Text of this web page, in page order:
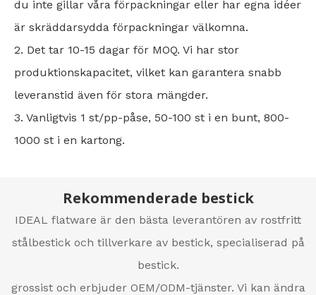
du inte gillar våra förpackningar eller har egna idéer
är skräddarsydda förpackningar välkomna.
2. Det tar 10-15 dagar för MOQ. Vi har stor
produktionskapacitet, vilket kan garantera snabb
leveranstid även för stora mängder.
3. Vanligtvis 1 st/pp-påse, 50-100 st i en bunt, 800-
1000 st i en kartong.
Rekommenderade bestick
IDEAL flatware är den bästa leverantören av rostfritt
stålbestick och tillverkare av bestick, specialiserad på
bestick.
grossist och erbjuder OEM/ODM-tjänster. Vi kan ändra